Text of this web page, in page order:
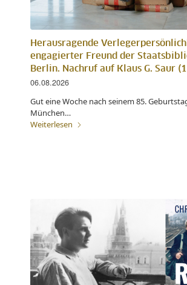
Herausragende
engagierter Freund der
Berlin. Nachruf auf Klaus G. Saur
06.08.2026
Gut eine Woche nach seinem 85.
München…
Weiterlesen